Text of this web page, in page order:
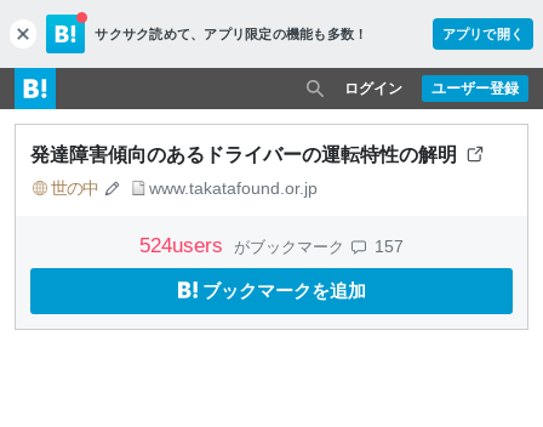
c
l
o
s
e
サクサク読めて、 アプリ限定の機能も多数！ アプリで開く
ユーザー登録
ログイン
発達障害傾向のあるドライバーの運転特性の解明
世の中 www.takatafound.or.jp
524users がブックマーク 157
ブックマークを追加